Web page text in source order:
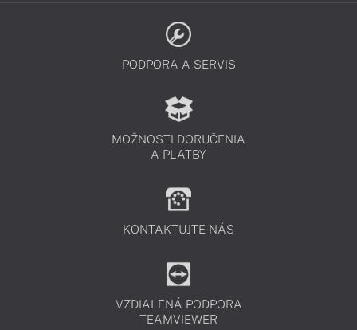
PODPORA A SERVIS
MOŽNOSTI DORUČENIA
A PLATBY
KONTAKTUJTE NÁS
VZDIALENÁ PODPORA
TEAMVIEWER